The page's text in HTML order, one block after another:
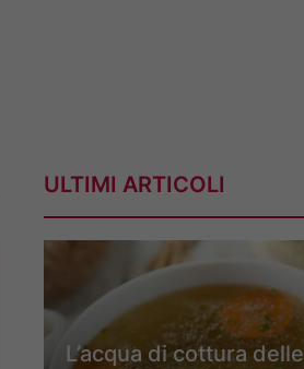
ULTIMI ARTICOLI
L’acqua di cottura delle